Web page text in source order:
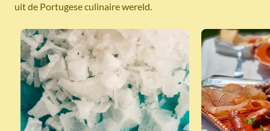
uit de Portugese culinaire wereld.